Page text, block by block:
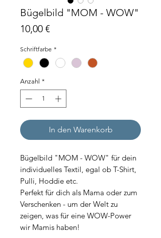
Bügelbild "MOM - WOW"
10,00 €Preis
Schriftfarbe *
Anzahl *
In den Warenkorb
Bügelbild "MOM - WOW" für dein
individuelles Textil, egal ob T-Shirt,
Pulli, Hoddie etc.
Perfekt für dich als Mama oder zum
Verschenken - um der Welt zu
zeigen, was für eine WOW-Power
wir Mamis haben!